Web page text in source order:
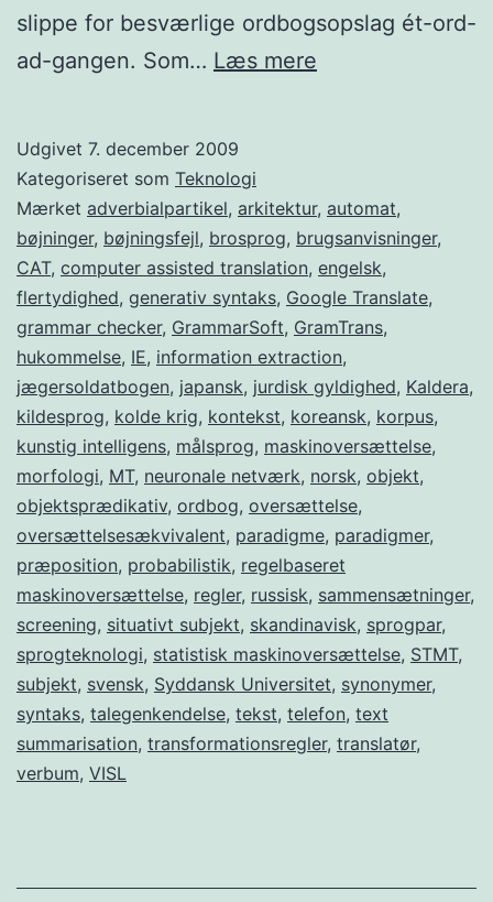
slippe for besværlige ordbogsopslag ét-ord-
ad-gangen. Som… Læs mere
af
to
forskellige
metoder
Udgivet 7. december 2009
Kategoriseret som Teknologi
Mærket adverbialpartikel, arkitektur, automat,
bøjninger, bøjningsfejl, brosprog, brugsanvisninger,
CAT, computer assisted translation, engelsk,
flertydighed, generativ syntaks, Google Translate,
grammar checker, GrammarSoft, GramTrans,
hukommelse, IE, information extraction,
jægersoldatbogen, japansk, jurdisk gyldighed, Kaldera,
kildesprog, kolde krig, kontekst, koreansk, korpus,
kunstig intelligens, målsprog, maskinoversættelse,
morfologi, MT, neuronale netværk, norsk, objekt,
objektsprædikativ, ordbog, oversættelse,
oversættelsesækvivalent, paradigme, paradigmer,
præposition, probabilistik, regelbaseret
maskinoversættelse, regler, russisk, sammensætninger,
screening, situativt subjekt, skandinavisk, sprogpar,
sprogteknologi, statistisk maskinoversættelse, STMT,
subjekt, svensk, Syddansk Universitet, synonymer,
syntaks, talegenkendelse, tekst, telefon, text
summarisation, transformationsregler, translatør,
verbum, VISL